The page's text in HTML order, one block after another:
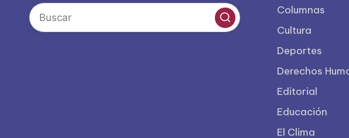
Columnas
Cultura
Deportes
Derechos
Editorial
Educación
El Clima